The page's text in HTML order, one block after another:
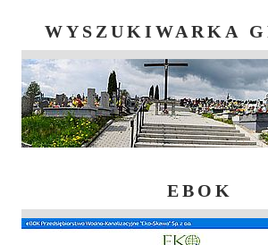
WYSZUKIWARKA
EBOK